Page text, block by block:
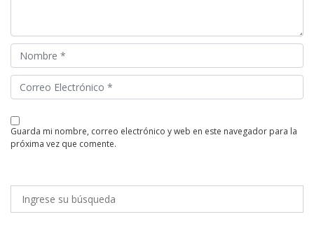
guarda mi nombre, correo electrónico y web en este navegador para la
próxima vez que comente.